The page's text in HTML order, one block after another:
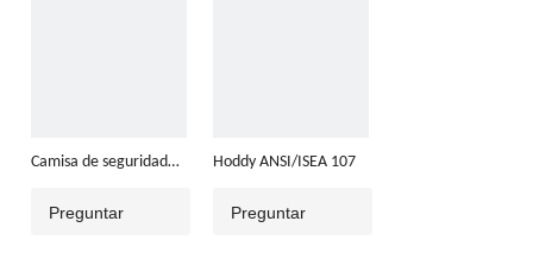
Camisa de seguridad
ANSI/ISEA 107
Preguntar
Hoddy ANSI/ISEA 107
Preguntar